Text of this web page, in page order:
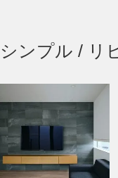
シンプル / リ